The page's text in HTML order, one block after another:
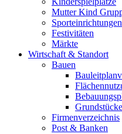
Mutter Kind
Sporteinrichtungen
Festivitäten
Märkte
Wirtschaft & Standort
Bauen
Grundstücke
Firmenverzeichnis
Post & Banken